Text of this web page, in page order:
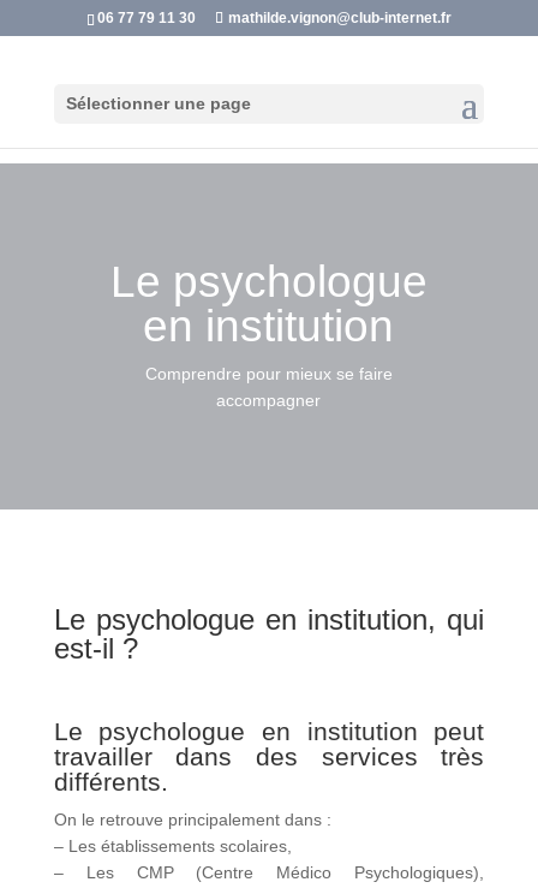
06 77 79 11 30 mathilde.vignon@club-internet.fr
Sélectionner une page
Le psychologue
en institution
Comprendre pour mieux se faire
accompagner
Le psychologue en institution, qui
est-il ?
Le psychologue en institution peut
travailler dans des services très
différents.
On le retrouve principalement dans :
– Les établissements scolaires,
– Les CMP (Centre Médico Psychologiques),